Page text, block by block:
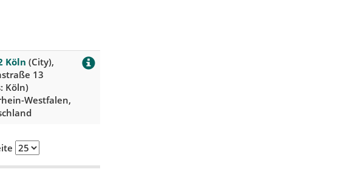
Köln (City),
13
Köln)
Westfalen,